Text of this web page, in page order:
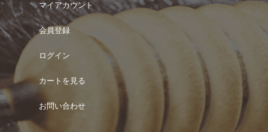
マイアカウント
会員登録
ログイン
カートを見る
お問い合わせ